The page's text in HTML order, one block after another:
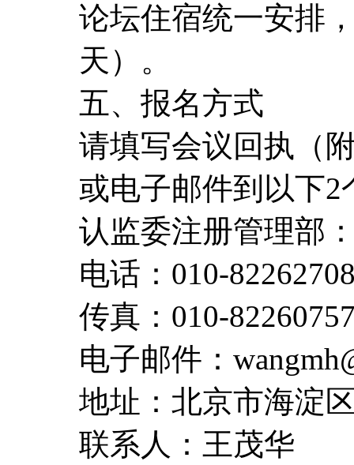
论坛住宿统一安排
天）。
五、报名方式
请填写会议回执（
或电子邮件到以下2
认监委注册管理部
电话：010-
传真：010-
电子邮件：
地址：北京市海淀
联系人：王茂华